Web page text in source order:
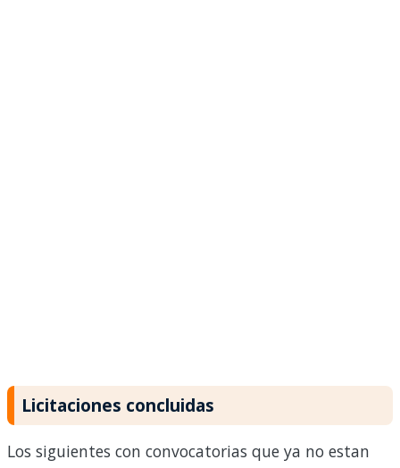
Licitaciones concluidas
Los siguientes con convocatorias que ya no estan